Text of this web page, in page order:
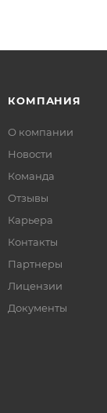
КОМПАНИЯ
О компании
Новости
Команда
Отзывы
Карьера
Контакты
Партнеры
Лицензии
Документы